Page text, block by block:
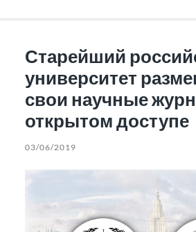
Старейший
университет
свои научные
открытом доступе
03/06/2019